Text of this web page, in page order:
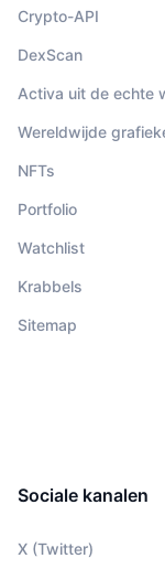
Crypto-API
DexScan
Activa uit de echte
Wereldwijde
NFTs
Portfolio
Watchlist
Krabbels
Sitemap
Sociale kanalen
X (Twitter)